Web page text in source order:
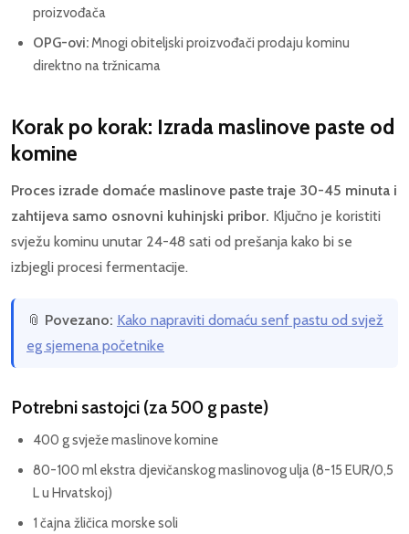
proizvođača
OPG-ovi:Mnogi obiteljski proizvođači prodaju kominu
direktno na tržnicama
Korak po korak: Izrada maslinove paste od
komine
Proces izrade domaće maslinove paste traje 30-45 minuta i
zahtijeva samo osnovni kuhinjski pribor. Ključno je koristiti
svježu kominu unutar 24-48 sati od prešanja kako bi se
izbjegli procesi fermentacije.
📎 Povezano: Kako napraviti domaću senf pastu od svjež
eg sjemena početnike
Potrebni sastojci (za 500 g paste)
400 g svježe maslinove komine
80-100 ml ekstra djevičanskog maslinovog ulja (8-15 EUR/0,5
L u Hrvatskoj)
1 čajna žličica morske soli